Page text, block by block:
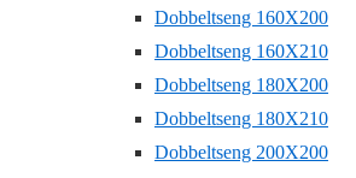
Dobbeltseng 160X200
Dobbeltseng 160X210
Dobbeltseng 180X200
Dobbeltseng 180X210
Dobbeltseng 200X200